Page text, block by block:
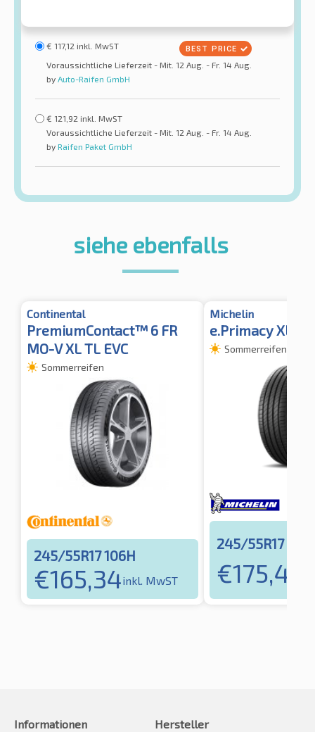
€ 117,12 inkl. MwST
Voraussichtliche Lieferzeit - Mit. 12 Aug. - Fr. 14 Aug.
by Auto-Raifen GmbH
€ 121,92 inkl. MwST
Voraussichtliche Lieferzeit - Mit. 12 Aug. - Fr. 14 Aug.
by Raifen Paket GmbH
siehe ebenfalls
Continental
PremiumContact™ 6 FR
MO-V XL TL EVC
Sommerreifen
245/55R17 106H
€165,34inkl. MwST
Michelin
e.Primacy XL
Sommerreifen
245/55R17
€175,40
Informationen
Hersteller